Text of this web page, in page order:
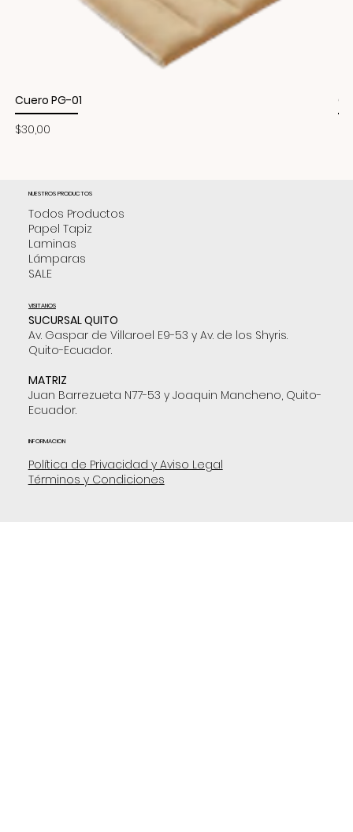
Cuero PG-01
Precio
$30,00
NUESTROS PRODUCTOS
Todos Productos
Papel Tapiz
Laminas
Lámparas
SALE
VISITANOS
SUCURSAL QUITO
Av. Gaspar de Villaroel E9-53 y Av. de los Shyris.
Quito-Ecuador.
MATRIZ
Juan Barrezueta N77-53 y Joaquin Mancheno, Quito-
Ecuador.
INFORMACION
Política de Privacidad y Aviso Legal
Términos y Condiciones